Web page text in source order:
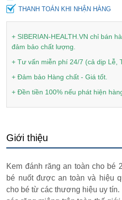
THANH TOÁN KHI NHẬN HÀNG
+ SIBERIAN-HEALTH.VN chỉ bán
đảm bảo chất lượng.
+ Tư vấn miễn phí 24/7 (cả dịp Lễ,
+ Đảm bảo Hàng chất - Giá tốt.
+ Đền tiền 100% nếu phát hiện
Giới thiệu
Kem đánh răng an toàn cho bé
bé nuốt được an toàn và hiệu
cho bé từ các thương hiệu uy tín.